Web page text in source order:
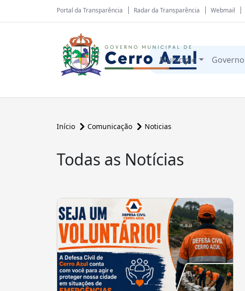
Portal da Transparência Radar da Transparência Webmail
Município Governo
Início Comunicação Noticias
Todas as Notícias